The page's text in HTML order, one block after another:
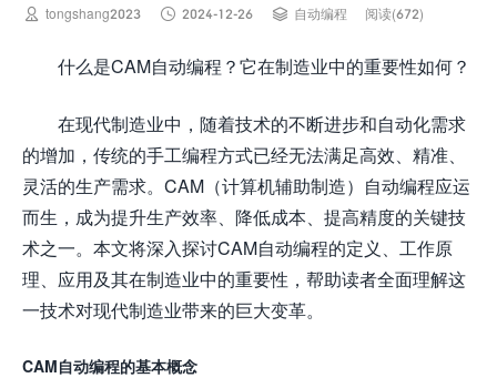
 tongshang2023  2024-12-26  自动编程 阅读(672)
什么是CAM自动编程？它在制造业中的重要性如何？
在现代制造业中，随着技术的不断进步和自动化需求
的增加，传统的手工编程方式已经无法满足高效、精准、
灵活的生产需求。CAM（计算机辅助制造）自动编程应运
而生，成为提升生产效率、降低成本、提高精度的关键技
术之一。本文将深入探讨CAM自动编程的定义、工作原
理、应用及其在制造业中的重要性，帮助读者全面理解这
一技术对现代制造业带来的巨大变革。
CAM自动编程的基本概念